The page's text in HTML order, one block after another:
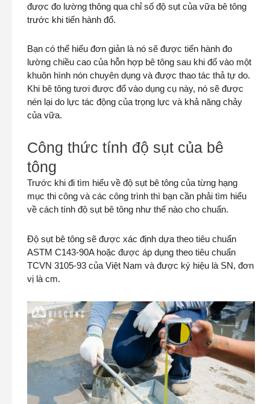
được đo lường thông qua chỉ số độ sụt của vữa bê tông
trước khi tiến hành đổ.
Bạn có thể hiểu đơn giản là nó sẽ được tiến hành đo
lường chiều cao của hỗn hợp bê tông sau khi đổ vào một
khuôn hình nón chuyên dụng và được thao tác thả tự do.
Khi bê tông tươi được đổ vào dụng cụ này, nó sẽ được
nén lại do lực tác động của trọng lực và khả năng chảy
của vữa.
Công thức tính độ sụt của bê
tông
Trước khi đi tìm hiểu về độ sụt bê tông của từng hạng
mục thi công và các công trình thì bạn cần phải tìm hiểu
về cách tính độ sụt bê tông như thế nào cho chuẩn.
Độ sụt bê tông sẽ được xác định dựa theo tiêu chuẩn
ASTM C143-90A hoặc được áp dụng theo tiêu chuẩn
TCVN 3105-93 của Việt Nam và được ký hiệu là SN, đơn
vị là cm.